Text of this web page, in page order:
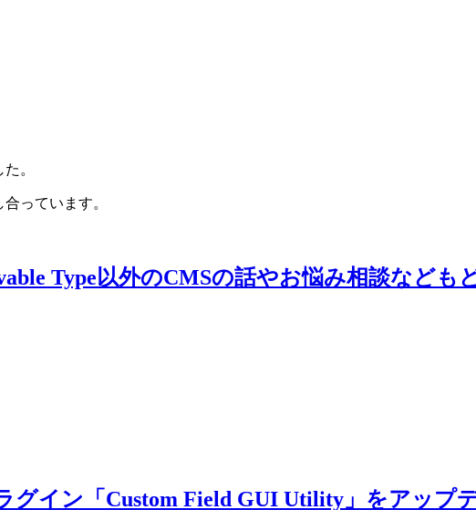
。
っています。
Type以外のCMSの話やお悩み相談なども
イン「Custom Field GUI Utility」をアップ